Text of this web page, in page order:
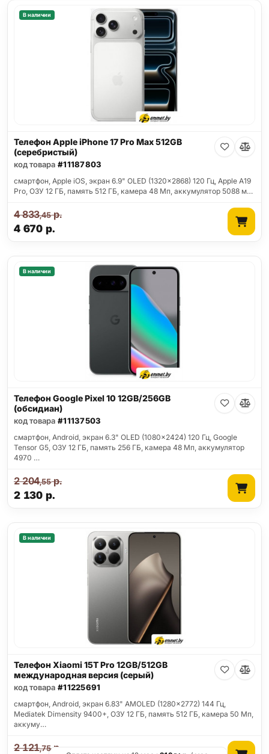
В наличии
Телефон Apple iPhone 17 Pro Max 512GB
(серебристый)
код товара #11187803
смартфон, Apple iOS, экран 6.9" OLED (1320x2868) 120 Гц, Apple A19
Pro, ОЗУ 12 ГБ, память 512 ГБ, камера 48 Мп, аккумулятор 5088 м…
4 670 р.
4 833,45р.
В наличии
Телефон Google Pixel 10 12GB/256GB
(обсидиан)
код товара #11137503
смартфон, Android, экран 6.3" OLED (1080x2424) 120 Гц, Google
Tensor G5, ОЗУ 12 ГБ, память 256 ГБ, камера 48 Мп, аккумулятор
4970 …
2 130 р.
2 204,55р.
В наличии
Телефон Xiaomi 15T Pro 12GB/512GB
международная версия (серый)
код товара #11225691
смартфон, Android, экран 6.83" AMOLED (1280x2772) 144 Гц,
Mediatek Dimensity 9400+, ОЗУ 12 ГБ, память 512 ГБ, камера 50 Мп,
аккуму…
2 121,75р.